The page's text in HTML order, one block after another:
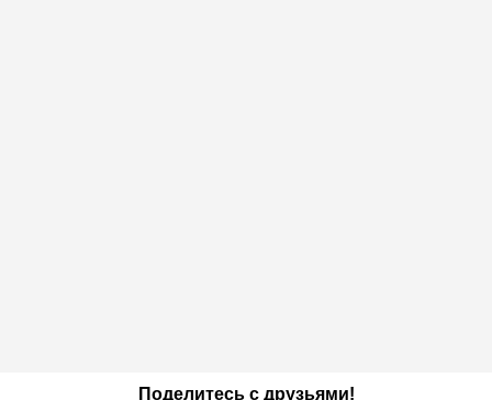
Поделитесь с друзьями!